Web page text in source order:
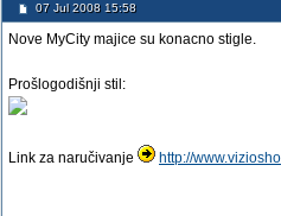
07 Jul 2008 15:58
Nove MyCity majice su konacno stigle.
Prošlogodišnji stil:
Link za naručivanje http://